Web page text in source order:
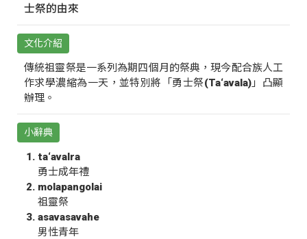
士祭的由來
文化介紹
傳統祖靈祭是一系列為期四個月的祭典，現今配合族人工
作求學濃縮為一天，並特別將「勇士祭(Ta‘avala)」凸顯
辦理。
小辭典
ta‘avalra
勇士成年禮
molapangolai
祖靈祭
asavasavahe
男性青年